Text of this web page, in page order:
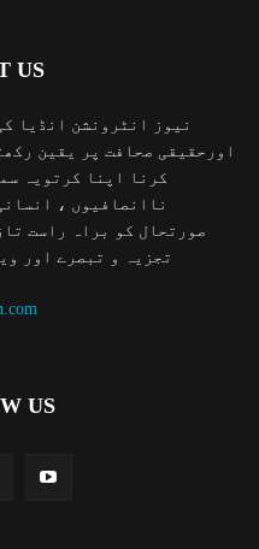
US
نیوز انٹرونشن انڈیا
اورحقیقی صحافت پر یقین
کرنا اپنا کرتویہ
ناانصافیوں ،
صورتحال کو براہ راست
تجزیہ و تبصرے اور
US